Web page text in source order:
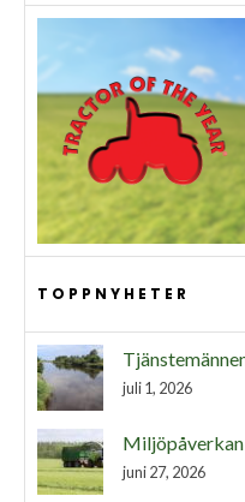
TOPPNYHETER
juli 1, 2026
juni 27, 2026